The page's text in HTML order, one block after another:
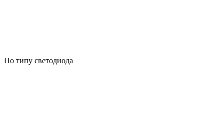
По типу светодиода